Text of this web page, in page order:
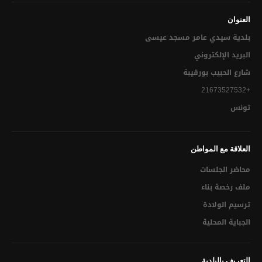
تقسيم الميداني النظافة
المجلس البلدي
أهم إنجازات البلدية
توقيت العمل الإداري
الحالة المدنية
التعريف بالإمضاء
إسناد لقب عائلي
ترسيم الولادة
العنوان
بلدية سيدي عامر مسجد عيسى‎
البريد الإلكتروني
شارع الحبيب بورقيبة
+21673527532
تونس
العلاقة مع المواطن
محاضر الجلسات
ملف رخصة بناء
ترسيم الولادة
الجباية المحلية